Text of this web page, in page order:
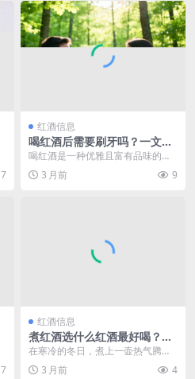
7
红酒信息
喝红酒后需要刷牙吗？一文为
你揭秘正确口腔护理方式
喝红酒是一种优雅且富有品味的享
受，红酒那浓郁醇厚的口感、复杂
多变的香气，常常让人...
3 月前 9
7
红酒信息
煮红酒选什么红酒最好喝？这
几种红酒让你的热红酒风味绝
佳
在寒冷的冬日，煮上一壶热气腾腾
的红酒，让温暖与醇香在空气中弥
漫，无疑是一种惬意的...
3 月前 4